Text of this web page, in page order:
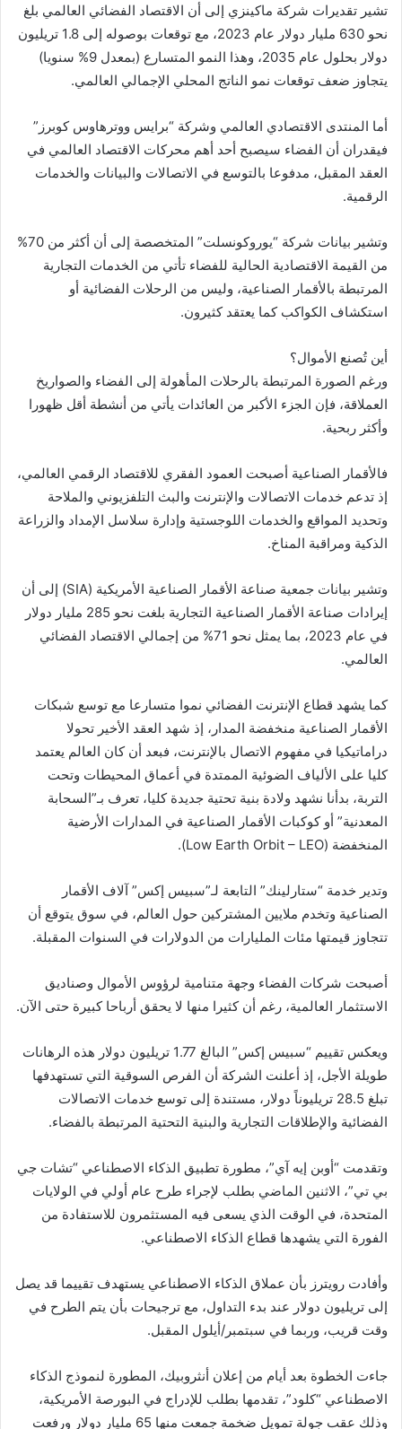
تشير تقديرات شركة ماكينزي إلى أن الاقتصاد الفضائي العالمي بلغ
نحو 630 مليار دولار عام 2023، مع توقعات بوصوله إلى 1.8 تريليون
دولار بحلول عام 2035، وهذا النمو المتسارع (بمعدل 9% سنويا)
يتجاوز ضعف توقعات نمو الناتج المحلي الإجمالي العالمي.
أما المنتدى الاقتصادي العالمي وشركة “برايس ووترهاوس كوبرز”
فيقدران أن الفضاء سيصبح أحد أهم محركات الاقتصاد العالمي في
العقد المقبل، مدفوعا بالتوسع في الاتصالات والبيانات والخدمات
الرقمية.
وتشير بيانات شركة “يوروكونسلت” المتخصصة إلى أن أكثر من 70%
من القيمة الاقتصادية الحالية للفضاء تأتي من الخدمات التجارية
المرتبطة بالأقمار الصناعية، وليس من الرحلات الفضائية أو
استكشاف الكواكب كما يعتقد كثيرون.
أين تُصنع الأموال؟
ورغم الصورة المرتبطة بالرحلات المأهولة إلى الفضاء والصواريخ
العملاقة، فإن الجزء الأكبر من العائدات يأتي من أنشطة أقل ظهورا
وأكثر ربحية.
فالأقمار الصناعية أصبحت العمود الفقري للاقتصاد الرقمي العالمي،
إذ تدعم خدمات الاتصالات والإنترنت والبث التلفزيوني والملاحة
وتحديد المواقع والخدمات اللوجستية وإدارة سلاسل الإمداد والزراعة
الذكية ومراقبة المناخ.
وتشير بيانات جمعية صناعة الأقمار الصناعية الأمريكية (SIA) إلى أن
إيرادات صناعة الأقمار الصناعية التجارية بلغت نحو 285 مليار دولار
في عام 2023، بما يمثل نحو 71% من إجمالي الاقتصاد الفضائي
العالمي.
كما يشهد قطاع الإنترنت الفضائي نموا متسارعا مع توسع شبكات
الأقمار الصناعية منخفضة المدار، إذ شهد العقد الأخير تحولا
دراماتيكيا في مفهوم الاتصال بالإنترنت، فبعد أن كان العالم يعتمد
كليا على الألياف الضوئية الممتدة في أعماق المحيطات وتحت
التربة، بدأنا نشهد ولادة بنية تحتية جديدة كليا، تعرف بـ”السحابة
المعدنية” أو كوكبات الأقمار الصناعية في المدارات الأرضية
المنخفضة (Low Earth Orbit – LEO).
وتدير خدمة “ستارلينك” التابعة لـ”سبيس إكس” آلاف الأقمار
الصناعية وتخدم ملايين المشتركين حول العالم، في سوق يتوقع أن
تتجاوز قيمتها مئات المليارات من الدولارات في السنوات المقبلة.
أصبحت شركات الفضاء وجهة متنامية لرؤوس الأموال وصناديق
الاستثمار العالمية، رغم أن كثيرا منها لا يحقق أرباحا كبيرة حتى الآن.
ويعكس تقييم “سبيس إكس” البالغ 1.77 تريليون دولار هذه الرهانات
طويلة الأجل، إذ أعلنت الشركة أن الفرص السوقية التي تستهدفها
تبلغ 28.5 تريليوناً دولار، مستندة إلى توسع خدمات الاتصالات
الفضائية والإطلاقات التجارية والبنية التحتية المرتبطة بالفضاء.
وتقدمت “أوبن إيه آي”، مطورة تطبيق الذكاء الاصطناعي “تشات جي
بي تي”، الاثنين الماضي بطلب لإجراء طرح عام أولي في الولايات
المتحدة، في الوقت الذي يسعى فيه المستثمرون للاستفادة من
الفورة التي يشهدها قطاع الذكاء الاصطناعي.
وأفادت رويترز بأن عملاق الذكاء الاصطناعي يستهدف تقييما قد يصل
إلى تريليون دولار عند بدء التداول، مع ترجيحات بأن يتم الطرح في
وقت قريب، وربما في سبتمبر/أيلول المقبل.
جاءت الخطوة بعد أيام من إعلان أنثروبيك، المطورة لنموذج الذكاء
الاصطناعي “كلود”، تقدمها بطلب للإدراج في البورصة الأمريكية،
وذلك عقب جولة تمويل ضخمة جمعت منها 65 مليار دولار ورفعت